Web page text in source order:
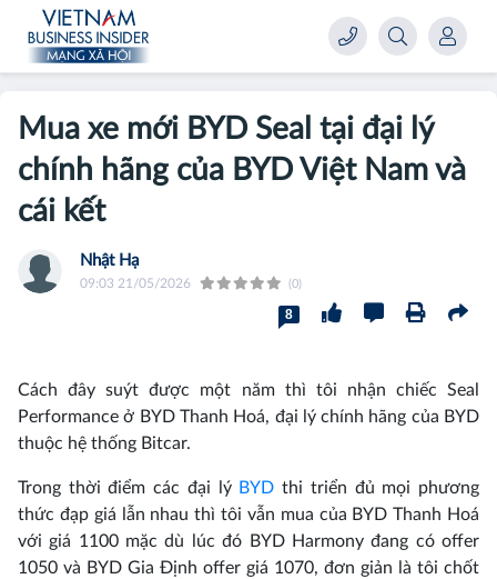
Mua xe mới BYD Seal tại đại lý
chính hãng của BYD Việt Nam và
cái kết
Nhật Hạ
09:03 21/05/2026 (0)
8
Cách đây suýt được một năm thì tôi nhận chiếc Seal
Performance ở BYD Thanh Hoá, đại lý chính hãng của BYD
thuộc hệ thống Bitcar.
Trong thời điểm các đại lý BYDthi triển đủ mọi phương
thức đạp giá lẫn nhau thì tôi vẫn mua của BYD Thanh Hoá
với giá 1100 mặc dù lúc đó BYD Harmony đang có offer
1050 và BYD Gia Định offer giá 1070, đơn giản là tôi chốt